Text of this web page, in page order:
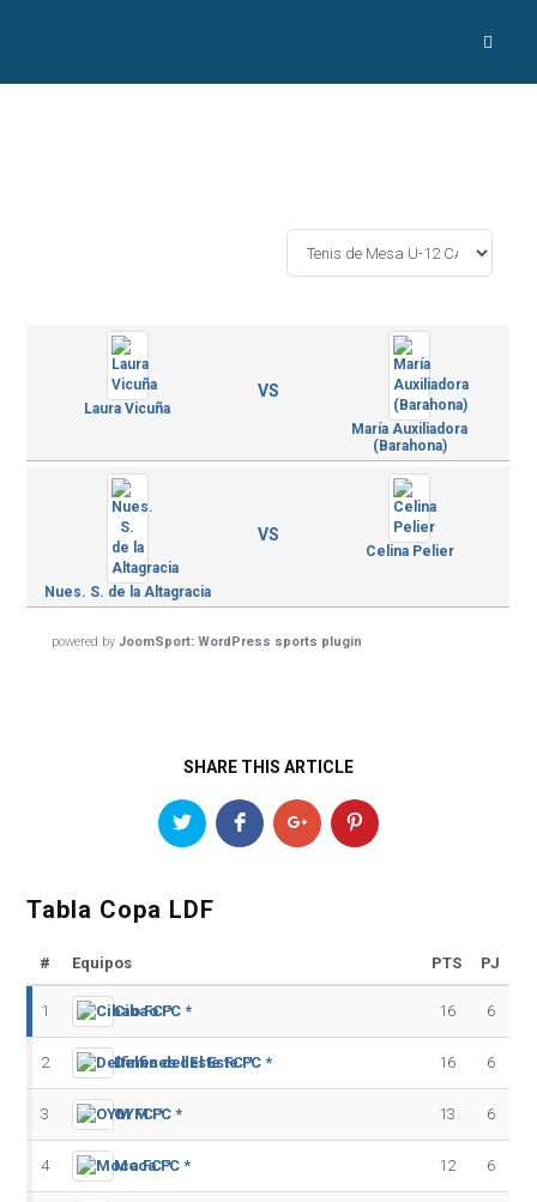
Laura Vicuña
VS
María Auxiliadora
(Barahona)
Nues. S. de la Altagracia
VS
Celina Pelier
powered byJoomSport: WordPress sports plugin
SHARE THIS ARTICLE
Tabla Copa LDF
# Equipos PTS PJ
1 Cibao FC * 16 6
2 Delfines del Este FC * 16 6
3 OYM FC * 13 6
4 Moca FC * 12 6